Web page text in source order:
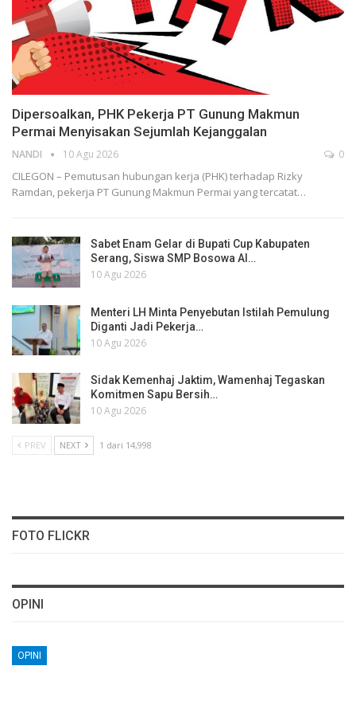
Dipersoalkan, PHK Pekerja PT Gunung Makmun
Permai Menyisakan Sejumlah Kejanggalan
NANDI 10 Agu 2026 0
CILEGON – Pemutusan hubungan kerja (PHK) terhadap Rizky
Ramdan, pekerja PT Gunung Makmun Permai yang tercatat…
Sabet Enam Gelar di Bupati Cup Kabupaten
Serang, Siswa SMP Bosowa Al…
10 Agu 2026
Menteri LH Minta Penyebutan Istilah Pemulung
Diganti Jadi Pekerja…
10 Agu 2026
Sidak Kemenhaj Jaktim, Wamenhaj Tegaskan
Komitmen Sapu Bersih…
10 Agu 2026
PREV NEXT 1 dari 14,998
FOTO FLICKR
OPINI
OPINI